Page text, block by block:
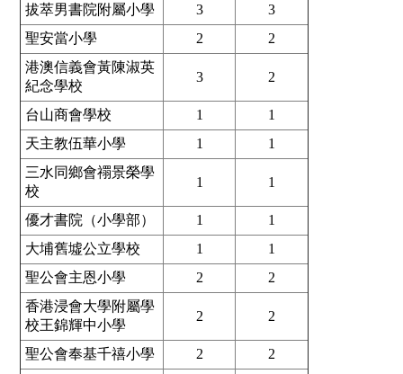
拔萃男書院附屬小學
3
3
聖安當小學
2
2
港澳信義會黃陳淑英
紀念學校
3 2
台山商會學校 1
1
天主教伍華小學
1
1
三水同鄉會禤景榮學
校
1 1
優才書院（小學部） 1
1
大埔舊墟公立學校
1
1
聖公會主恩小學
2
2
香港浸會大學附屬學
校王錦輝中小學
2 2
聖公會奉基千禧小學 2
2